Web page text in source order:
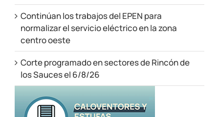
Continúan los trabajos del EPEN para
normalizar el servicio eléctrico en la zona
centro oeste
Corte programado en sectores de Rincón de
los Sauces el 6/8/26